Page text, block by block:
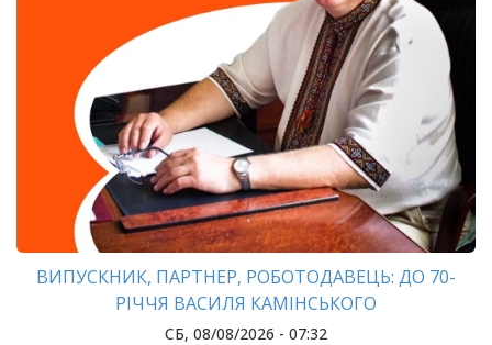
ВИПУСКНИК, ПАРТНЕР, РОБОТОДАВЕЦЬ: ДО 70-
РІЧЧЯ ВАСИЛЯ КАМІНСЬКОГО
СБ, 08/08/2026 - 07:32